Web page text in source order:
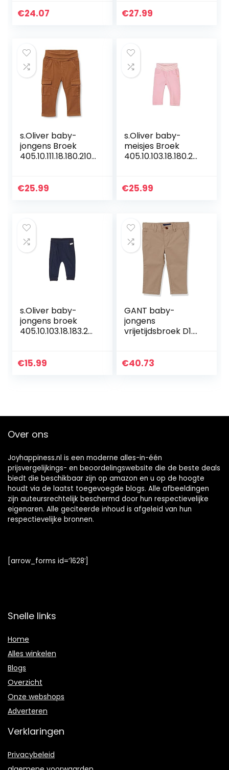
€24.07 €27.99
s.Oliver baby-
jongens Broek
405.10.111.18.180.2107
€25.99
s.Oliver baby-
meisjes Broek
405.10.103.18.180.20
€25.99
s.Oliver baby-
jongens broek
405.10.103.18.183.20
€15.99
GANT baby-
jongens
vrijetijdsbroek D1.
€40.73
Over ons
Joyhappiness.nl is een moderne alles-in-één
prijsvergelijkings- en beoordelingswebsite die de beste deals
biedt die beschikbaar zijn op amazon en u op de hoogte
houdt via de laatst toegevoegde blogs. Alle afbeeldingen
zijn auteursrechtelijk beschermd door hun respectievelijke
eigenaren. Alle geciteerde inhoud is afgeleid van hun
respectievelijke bronnen.
[arrow_forms id=’1628′]
Snelle links
Home
Alles winkelen
Blogs
Overzicht
Onze webshops
Adverteren
Verklaringen
Privacybeleid